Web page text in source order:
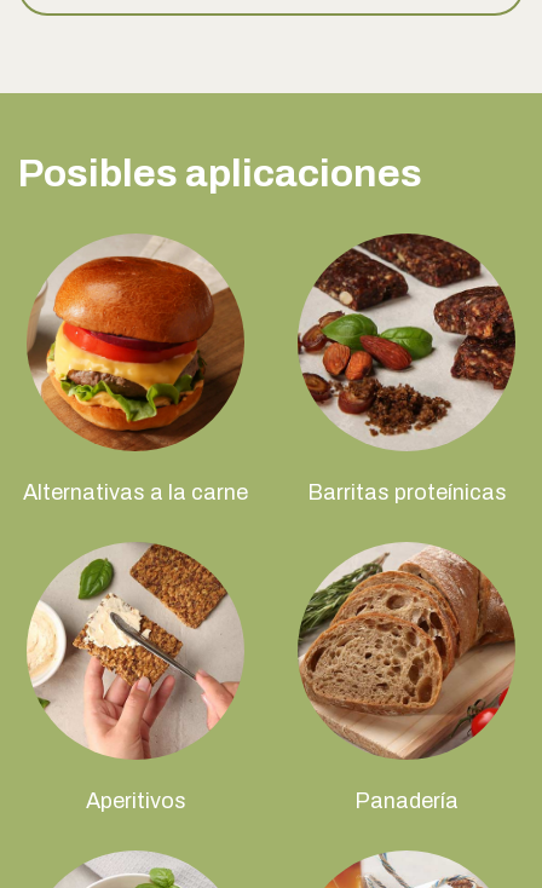
Posibles aplicaciones
Alternativas a la carne Barritas proteínicas
Aperitivos Panadería